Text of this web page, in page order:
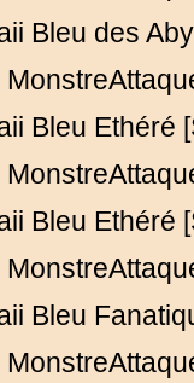
Bleu des
Bleu
Bleu
Bleu